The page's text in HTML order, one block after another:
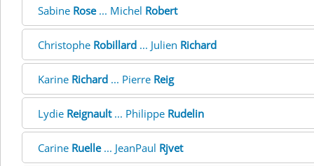
Sabine Rose... Michel Robert
Christophe Robillard ... Julien Richard
Karine Richard ... Pierre Reig
Lydie Reignault... Philippe Rudelin
Carine Ruelle... JeanPaul Rjvet